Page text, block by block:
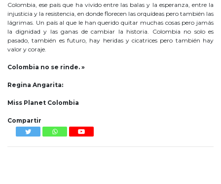
Colombia, ese país que ha vivido entre las balas y la esperanza, entre la
injusticia y la resistencia, en donde florecen las orquídeas pero también las
lágrimas. Un país al que le han querido quitar muchas cosas pero jamás
la dignidad y las ganas de cambiar la historia. Colombia no solo es
pasado, también es futuro, hay heridas y cicatrices pero también hay
valor y coraje.
Colombia no se rinde. »
Regina Angarita:
Miss Planet Colombia
Compartir